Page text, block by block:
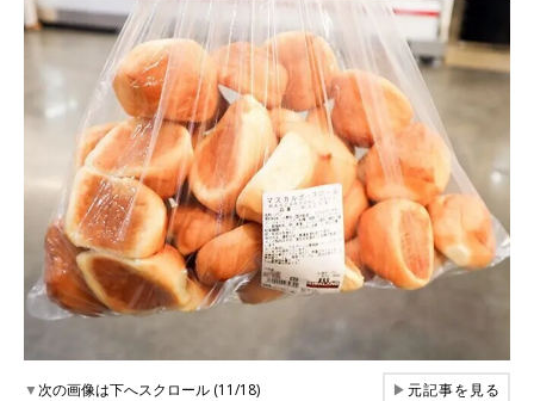
▼次の画像は下へスクロール (11/18) ▶元記事を見る